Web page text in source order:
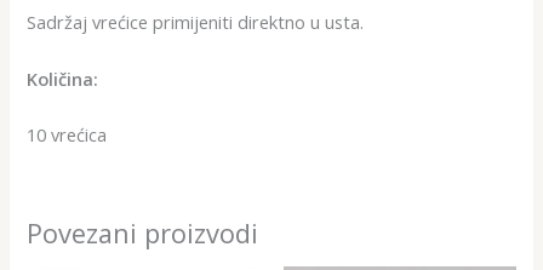
Sadržaj vrećice primijeniti direktno u usta.
Količina:
10 vrećica
Povezani proizvodi